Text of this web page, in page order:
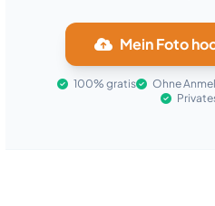
Mein Foto
100% gratis Ohne